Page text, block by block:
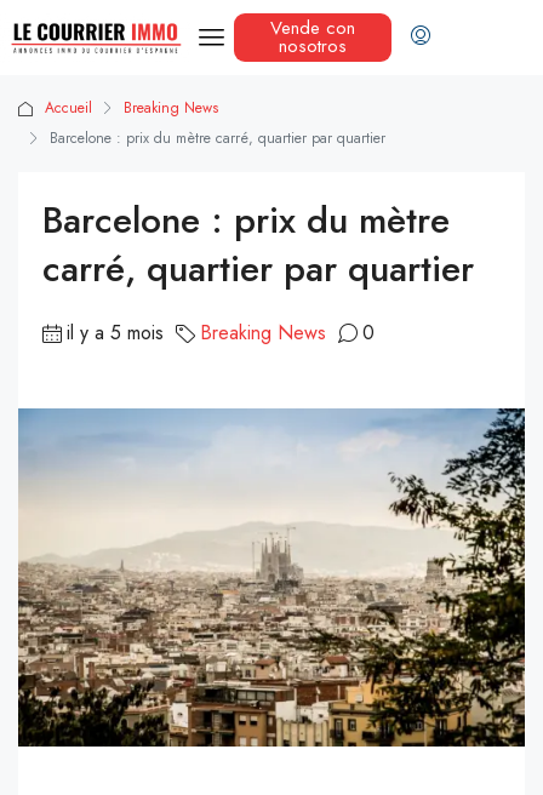
Vende con
nosotros
Accueil
Breaking News
Barcelone : prix du mètre carré, quartier par quartier
Barcelone : prix du mètre
carré, quartier par quartier
il y a 5 mois Breaking News 0